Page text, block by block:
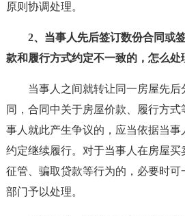
原则协调处理。
2、当事人先后签订数份合同或
款和履行方式约定不一致的，怎么处
当事人之间就转让同一房屋先后
同，合同中关于房屋价款、履行方式
事人就此产生争议的，应当依据当事
约定继续履行。对于当事人在房屋买
征管、骗取贷款等行为的，必要时可
部门予以处理。